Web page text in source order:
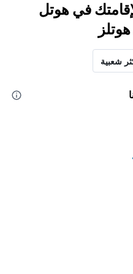
في هوتل
شعبية